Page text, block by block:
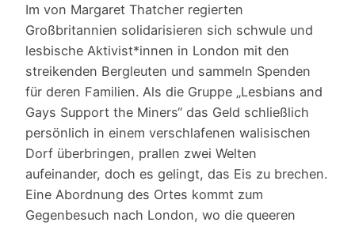
Im von Margaret Thatcher regierten
Großbritannien solidarisieren sich schwule und
lesbische Aktivist*innen in London mit den
streikenden Bergleuten und sammeln Spenden
für deren Familien. Als die Gruppe „Lesbians and
Gays Support the Miners“ das Geld schließlich
persönlich in einem verschlafenen walisischen
Dorf überbringen, prallen zwei Welten
aufeinander, doch es gelingt, das Eis zu brechen.
Eine Abordnung des Ortes kommt zum
Gegenbesuch nach London, wo die queeren